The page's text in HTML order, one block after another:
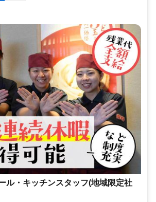
ル・キッチンスタッフ(地域限定社